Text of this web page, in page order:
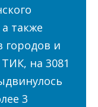
также
городов и
на 3081
3